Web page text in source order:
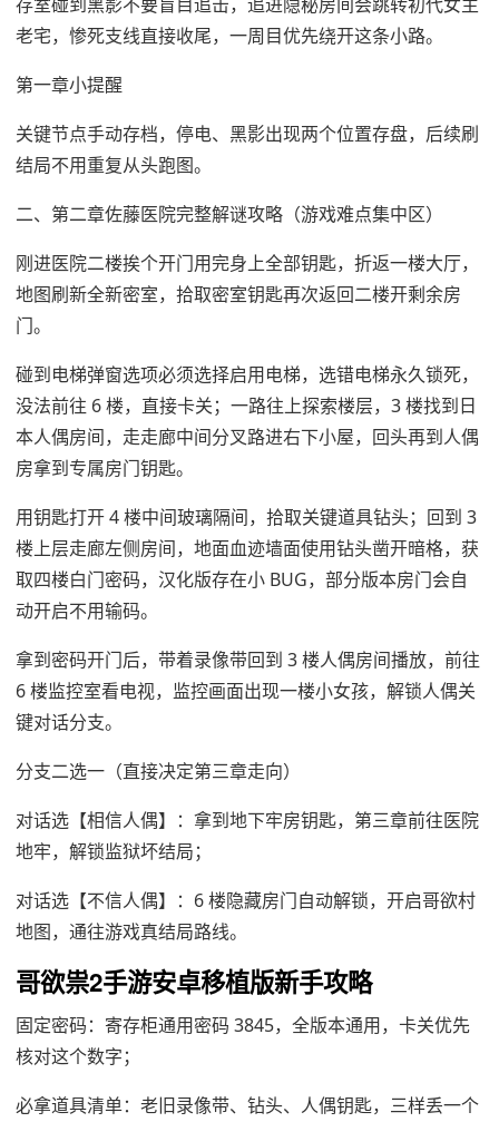
老宅，惨死支线直接收尾，一周目优先绕开这条小路。
第一章小提醒
关键节点手动存档，停电、黑影出现两个位置存盘，后续刷
结局不用重复从头跑图。
二、第二章佐藤医院完整解谜攻略（游戏难点集中区）
刚进医院二楼挨个开门用完身上全部钥匙，折返一楼大厅，
地图刷新全新密室，拾取密室钥匙再次返回二楼开剩余房
门。
碰到电梯弹窗选项必须选择启用电梯，选错电梯永久锁死，
没法前往 6 楼，直接卡关；一路往上探索楼层，3 楼找到日
本人偶房间，走走廊中间分叉路进右下小屋，回头再到人偶
房拿到专属房门钥匙。
用钥匙打开 4 楼中间玻璃隔间，拾取关键道具钻头；回到 3
楼上层走廊左侧房间，地面血迹墙面使用钻头凿开暗格，获
取四楼白门密码，汉化版存在小 BUG，部分版本房门会自
动开启不用输码。
拿到密码开门后，带着录像带回到 3 楼人偶房间播放，前往
6 楼监控室看电视，监控画面出现一楼小女孩，解锁人偶关
键对话分支。
分支二选一（直接决定第三章走向）
对话选【相信人偶】：拿到地下牢房钥匙，第三章前往医院
地牢，解锁监狱坏结局；
对话选【不信人偶】：6 楼隐藏房门自动解锁，开启哥欲村
地图，通往游戏真结局路线。
哥欲祟2手游安卓移植版新手攻略
固定密码：寄存柜通用密码 3845，全版本通用，卡关优先
核对这个数字；
必拿道具清单：老旧录像带、钻头、人偶钥匙，三样丢一个